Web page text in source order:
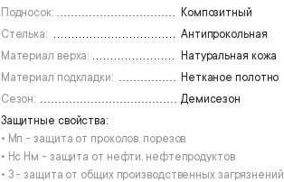
Подносок:
Композитный
Стелька:
Антипрокольная
Материал верха:
Натуральная кожа
Материал подкладки:
Нетканое полотно
Сезон:
Демисезон
Защитные свойства:
• Мп - защита от проколов, порезов
• Нс Нм - защита от нефти, нефтепродуктов
• З - защита от общих производственных загрязнений